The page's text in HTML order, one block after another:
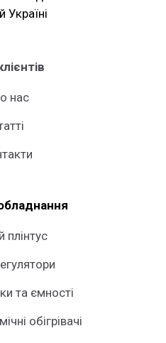
Україні
нас
плінтус
та ємності
обігрівачі